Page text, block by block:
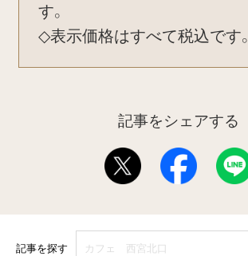
す。
◇表示価格はすべて税込です。
記事をシェアする
記事を探す